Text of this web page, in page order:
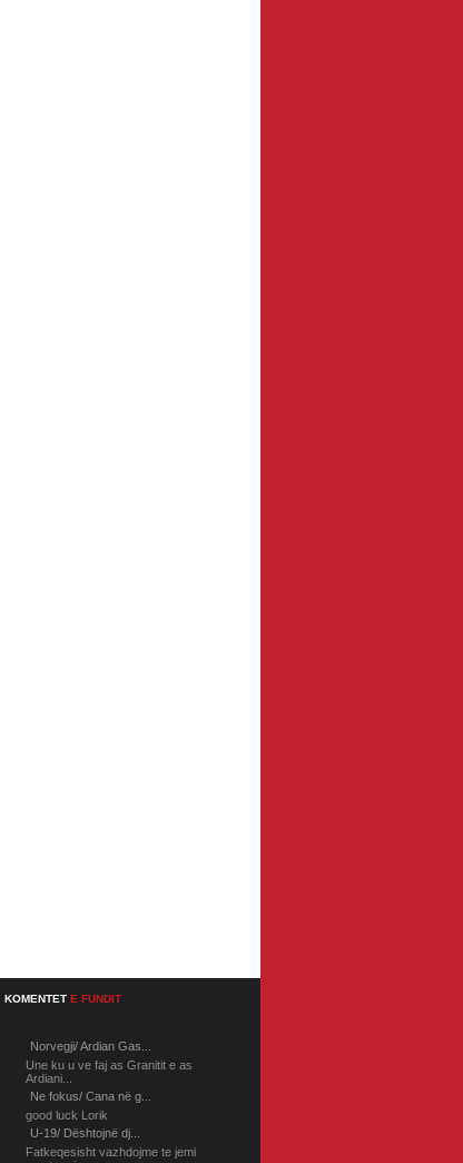
KOMENTET E FUNDIT
Norvegji/ Ardian Gas...
Une ku u ve faj as Granitit e as
Ardiani...
Ne fokus/ Cana në g...
good luck Lorik
U-19/ Dështojnë dj...
Fatkeqesisht vazhdojme te jemi